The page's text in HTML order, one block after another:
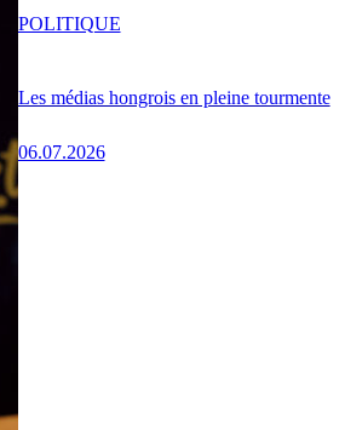
Les médias hongrois en pleine tourmente
06.07.2026
POLITIQUE